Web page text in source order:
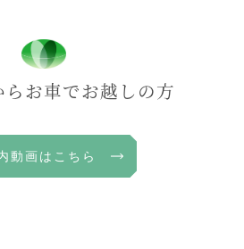
お車でお越しの方
動画はこちら